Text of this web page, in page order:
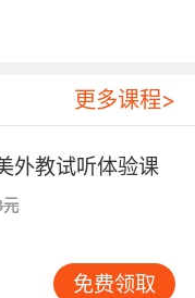
更多课程>
外教试听体验课
免费领取